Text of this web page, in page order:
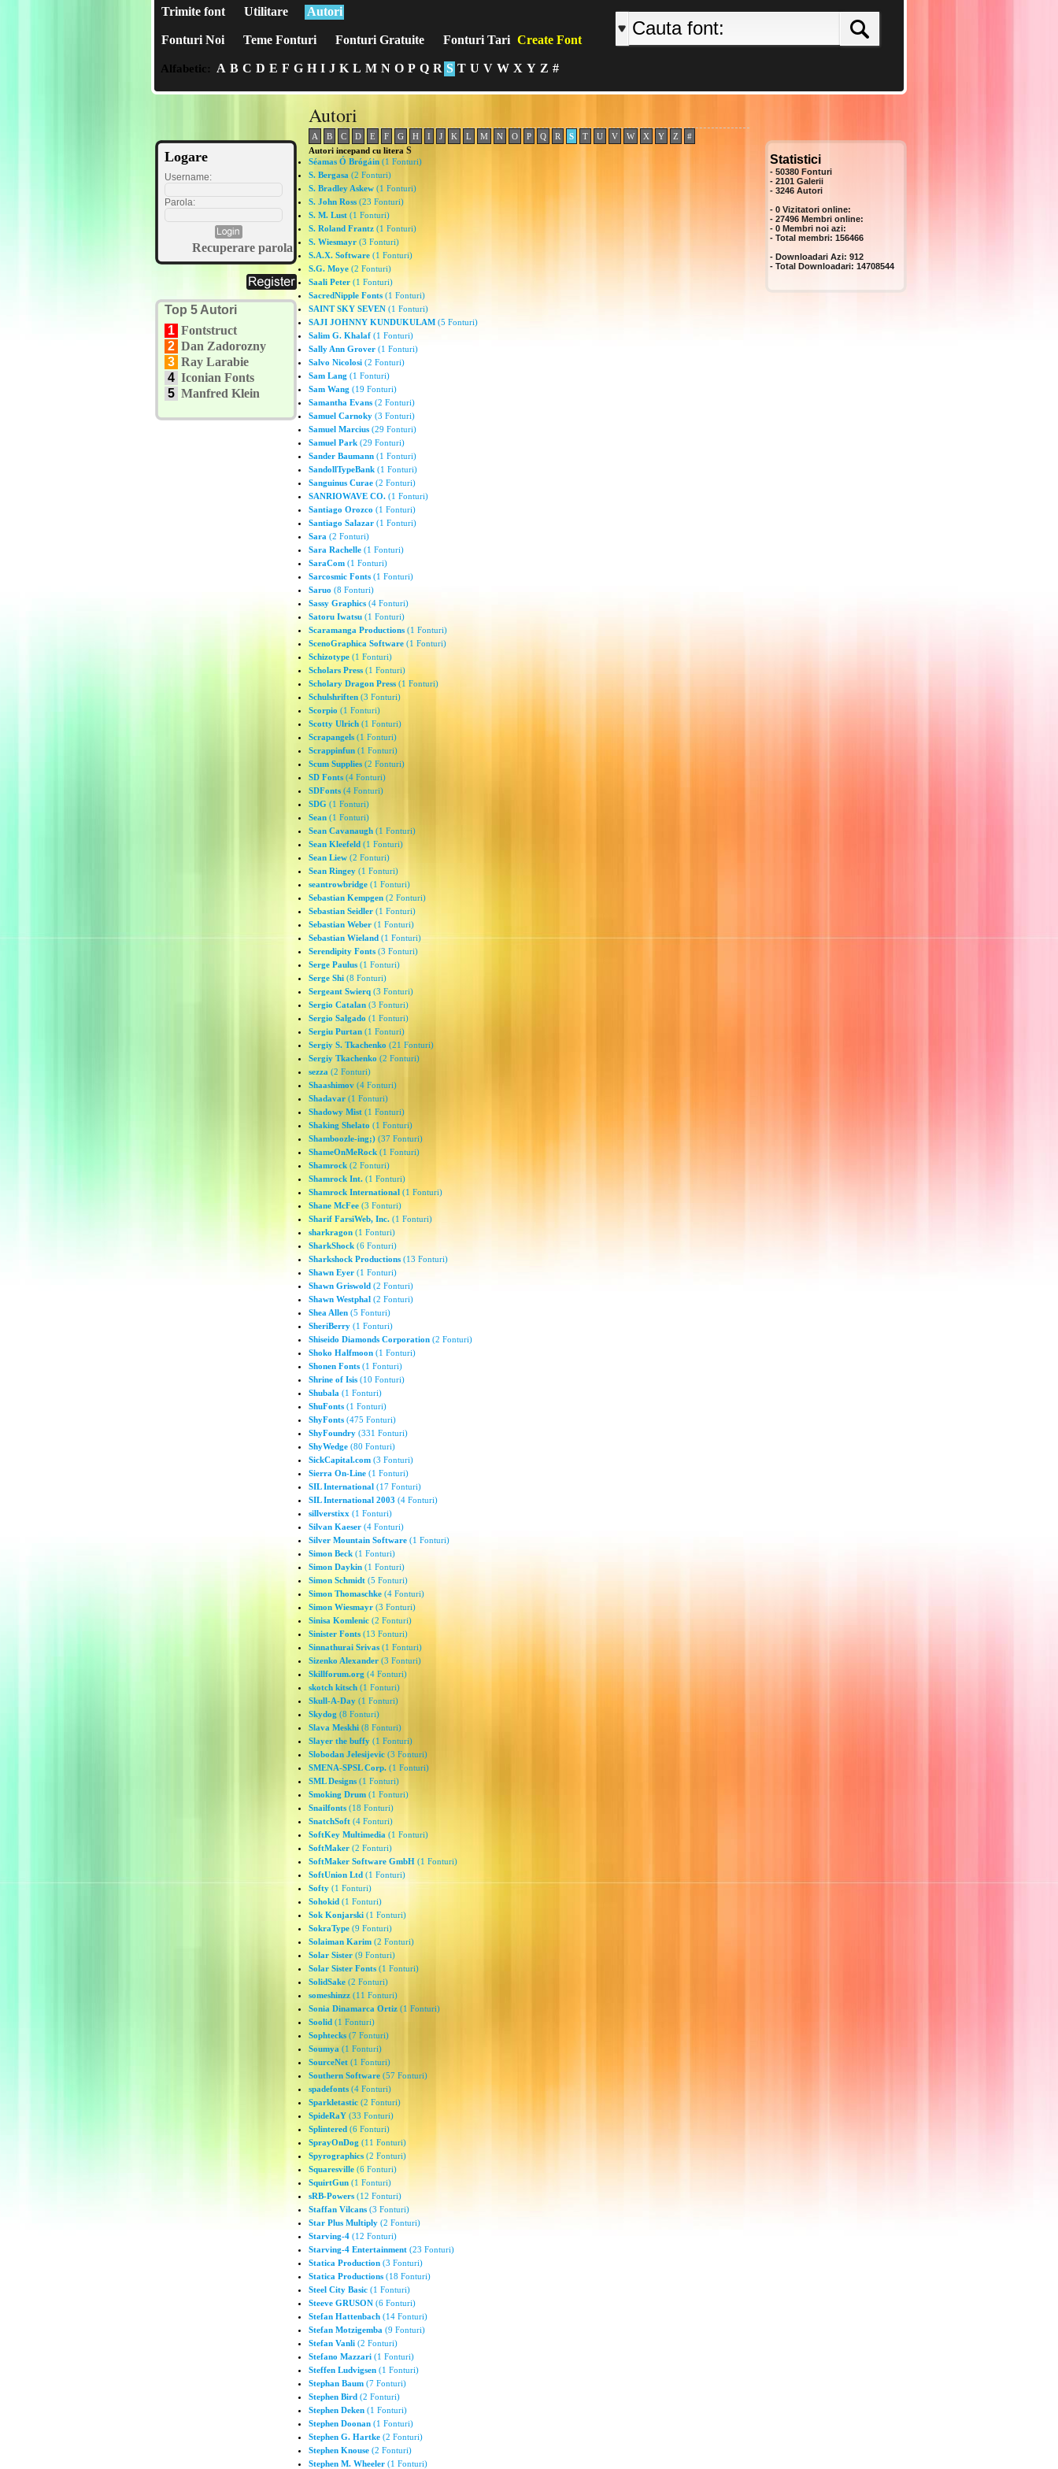
Trimite font Utilitare Autori
Fonturi Noi Teme Fonturi Fonturi Gratuite Fonturi Tari Create Font
Alfabetic: A B C D E F G H I J K L M N O P Q R S T U V W X Y Z #
Logare
Username:
Parola:
Recuperare parola
Top 5 Autori
1 Fontstruct
2 Dan Zadorozny
3 Ray Larabie
4 Iconian Fonts
5 Manfred Klein
Autori
A B C D E F G H I J K L M N O P Q R S T U V W X Y Z
#
Autori incepand cu litera S
Séamas Ó Brógáin (1 Fonturi)
S. Bergasa (2 Fonturi)
S. Bradley Askew (1 Fonturi)
S. John Ross (23 Fonturi)
S. M. Lust (1 Fonturi)
S. Roland Frantz (1 Fonturi)
S. Wiesmayr (3 Fonturi)
S.A.X. Software (1 Fonturi)
S.G. Moye (2 Fonturi)
Saali Peter (1 Fonturi)
SacredNipple Fonts (1 Fonturi)
SAINT SKY SEVEN (1 Fonturi)
SAJI JOHNNY KUNDUKULAM (5 Fonturi)
Salim G. Khalaf (1 Fonturi)
Sally Ann Grover (1 Fonturi)
Salvo Nicolosi (2 Fonturi)
Sam Lang (1 Fonturi)
Sam Wang (19 Fonturi)
Samantha Evans (2 Fonturi)
Samuel Carnoky (3 Fonturi)
Samuel Marcius (29 Fonturi)
Samuel Park (29 Fonturi)
Sander Baumann (1 Fonturi)
SandollTypeBank (1 Fonturi)
Sanguinus Curae (2 Fonturi)
SANRIOWAVE CO. (1 Fonturi)
Santiago Orozco (1 Fonturi)
Santiago Salazar (1 Fonturi)
Sara (2 Fonturi)
Sara Rachelle (1 Fonturi)
SaraCom (1 Fonturi)
Sarcosmic Fonts (1 Fonturi)
Saruo (8 Fonturi)
Sassy Graphics (4 Fonturi)
Satoru Iwatsu (1 Fonturi)
Scaramanga Productions (1 Fonturi)
ScenoGraphica Software (1 Fonturi)
Schizotype (1 Fonturi)
Scholars Press (1 Fonturi)
Scholary Dragon Press (1 Fonturi)
Schulshriften (3 Fonturi)
Scorpio (1 Fonturi)
Scotty Ulrich (1 Fonturi)
Scrapangels (1 Fonturi)
Scrappinfun (1 Fonturi)
Scum Supplies (2 Fonturi)
SD Fonts (4 Fonturi)
SDFonts (4 Fonturi)
SDG (1 Fonturi)
Sean (1 Fonturi)
Sean Cavanaugh (1 Fonturi)
Sean Kleefeld (1 Fonturi)
Sean Liew (2 Fonturi)
Sean Ringey (1 Fonturi)
seantrowbridge (1 Fonturi)
Sebastian Kempgen (2 Fonturi)
Sebastian Seidler (1 Fonturi)
Sebastian Weber (1 Fonturi)
Sebastian Wieland (1 Fonturi)
Serendipity Fonts (3 Fonturi)
Serge Paulus (1 Fonturi)
Serge Shi (8 Fonturi)
Sergeant Swierq (3 Fonturi)
Sergio Catalan (3 Fonturi)
Sergio Salgado (1 Fonturi)
Sergiu Purtan (1 Fonturi)
Sergiy S. Tkachenko (21 Fonturi)
Sergiy Tkachenko (2 Fonturi)
sezza (2 Fonturi)
Shaashimov (4 Fonturi)
Shadavar (1 Fonturi)
Shadowy Mist (1 Fonturi)
Shaking Shelato (1 Fonturi)
Shamboozle-ing;) (37 Fonturi)
ShameOnMeRock (1 Fonturi)
Shamrock (2 Fonturi)
Shamrock Int. (1 Fonturi)
Shamrock International (1 Fonturi)
Shane McFee (3 Fonturi)
Sharif FarsiWeb, Inc. (1 Fonturi)
sharkragon (1 Fonturi)
SharkShock (6 Fonturi)
Sharkshock Productions (13 Fonturi)
Shawn Eyer (1 Fonturi)
Shawn Griswold (2 Fonturi)
Shawn Westphal (2 Fonturi)
Shea Allen (5 Fonturi)
SheriBerry (1 Fonturi)
Shiseido Diamonds Corporation (2 Fonturi)
Shoko Halfmoon (1 Fonturi)
Shonen Fonts (1 Fonturi)
Shrine of Isis (10 Fonturi)
Shubala (1 Fonturi)
ShuFonts (1 Fonturi)
ShyFonts (475 Fonturi)
ShyFoundry (331 Fonturi)
ShyWedge (80 Fonturi)
SickCapital.com (3 Fonturi)
Sierra On-Line (1 Fonturi)
SIL International (17 Fonturi)
SIL International 2003 (4 Fonturi)
sillverstixx (1 Fonturi)
Silvan Kaeser (4 Fonturi)
Silver Mountain Software (1 Fonturi)
Simon Beck (1 Fonturi)
Simon Daykin (1 Fonturi)
Simon Schmidt (5 Fonturi)
Simon Thomaschke (4 Fonturi)
Simon Wiesmayr (3 Fonturi)
Sinisa Komlenic (2 Fonturi)
Sinister Fonts (13 Fonturi)
Sinnathurai Srivas (1 Fonturi)
Sizenko Alexander (3 Fonturi)
Skillforum.org (4 Fonturi)
skotch kitsch (1 Fonturi)
Skull-A-Day (1 Fonturi)
Skydog (8 Fonturi)
Slava Meskhi (8 Fonturi)
Slayer the buffy (1 Fonturi)
Slobodan Jelesijevic (3 Fonturi)
SMENA-SPSL Corp. (1 Fonturi)
SML Designs (1 Fonturi)
Smoking Drum (1 Fonturi)
Snailfonts (18 Fonturi)
SnatchSoft (4 Fonturi)
SoftKey Multimedia (1 Fonturi)
SoftMaker (2 Fonturi)
SoftMaker Software GmbH (1 Fonturi)
SoftUnion Ltd (1 Fonturi)
Softy (1 Fonturi)
Sohokid (1 Fonturi)
Sok Konjarski (1 Fonturi)
SokraType (9 Fonturi)
Solaiman Karim (2 Fonturi)
Solar Sister (9 Fonturi)
Solar Sister Fonts (1 Fonturi)
SolidSake (2 Fonturi)
someshinzz (11 Fonturi)
Sonia Dinamarca Ortiz (1 Fonturi)
Soolid (1 Fonturi)
Sophtecks (7 Fonturi)
Soumya (1 Fonturi)
SourceNet (1 Fonturi)
Southern Software (57 Fonturi)
spadefonts (4 Fonturi)
Sparkletastic (2 Fonturi)
SpideRaY (33 Fonturi)
Splintered (6 Fonturi)
SprayOnDog (11 Fonturi)
Spyrographics (2 Fonturi)
Squaresville (6 Fonturi)
SquirtGun (1 Fonturi)
sRB-Powers (12 Fonturi)
Staffan Vilcans (3 Fonturi)
Star Plus Multiply (2 Fonturi)
Starving-4 (12 Fonturi)
Starving-4 Entertainment (23 Fonturi)
Statica Production (3 Fonturi)
Statica Productions (18 Fonturi)
Steel City Basic (1 Fonturi)
Steeve GRUSON (6 Fonturi)
Stefan Hattenbach (14 Fonturi)
Stefan Motzigemba (9 Fonturi)
Stefan Vanli (2 Fonturi)
Stefano Mazzari (1 Fonturi)
Steffen Ludvigsen (1 Fonturi)
Stephan Baum (7 Fonturi)
Stephen Bird (2 Fonturi)
Stephen Deken (1 Fonturi)
Stephen Doonan (1 Fonturi)
Stephen G. Hartke (2 Fonturi)
Stephen Knouse (2 Fonturi)
Stephen M. Wheeler (1 Fonturi)
Statistici
- 50380 Fonturi
- 2101 Galerii
- 3246 Autori
- 0 Vizitatori online:
- 27496 Membri online:
- 0 Membri noi azi:
- Total membri: 156466
- Downloadari Azi: 912
- Total Downloadari: 14708544